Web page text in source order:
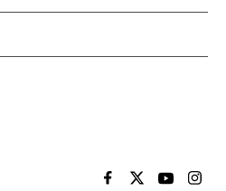
EL PAÍS BRASIL EN
EL PAÍSEL PAÍS
EL